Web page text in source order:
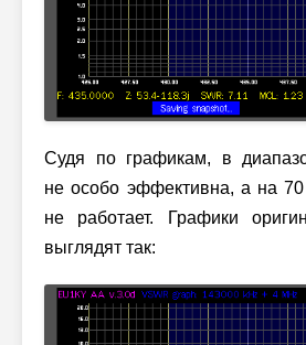
Судя по графикам, в
не особо эффективна, а на
не работает. Графики
выглядят так: